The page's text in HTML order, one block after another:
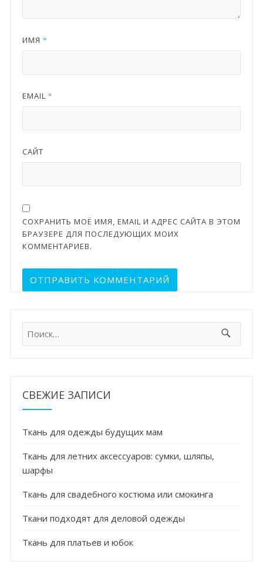
ИМЯ *
EMAIL *
САЙТ
СОХРАНИТЬ МОЁ ИМЯ, EMAIL И АДРЕС САЙТА В ЭТОМ
БРАУЗЕРЕ ДЛЯ ПОСЛЕДУЮЩИХ МОИХ
КОММЕНТАРИЕВ.
Найти:
СВЕЖИЕ ЗАПИСИ
Ткань для одежды будущих мам
Ткань для летних аксессуаров: сумки, шляпы,
шарфы
Ткань для свадебного костюма или смокинга
Ткани подходят для деловой одежды
Ткань для платьев и юбок